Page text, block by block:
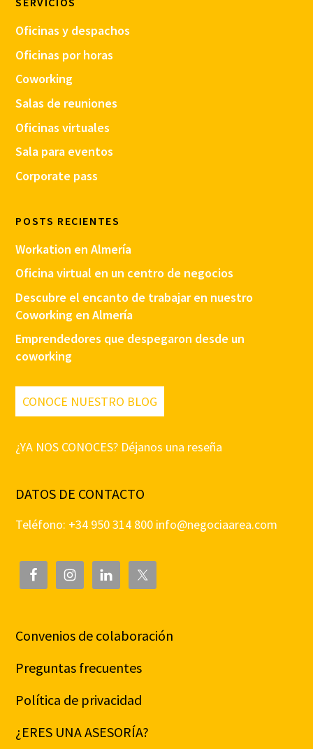
Oficinas y despachos
Oficinas por horas
Coworking
Salas de reuniones
Oficinas virtuales
Sala para eventos
Corporate pass
POSTS RECIENTES
Workation en Almería
Oficina virtual en un centro de negocios
Descubre el encanto de trabajar en nuestro
Coworking en Almería
Emprendedores que despegaron desde un
coworking
CONOCE NUESTRO BLOG
¿YA NOS CONOCES? Déjanos una reseña
DATOS DE CONTACTO
Teléfono: +34 950 314 800 info@negociaarea.com
Convenios de colaboración
Preguntas frecuentes
Política de privacidad
¿ERES UNA ASESORÍA?